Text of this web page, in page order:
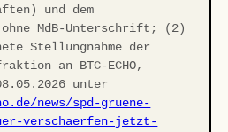
und dem
MdB-Unterschrift; (2)
Stellungnahme der
an BTC-ECHO,
unter
news/spd-gruene-
verschaerfen-jetzt-